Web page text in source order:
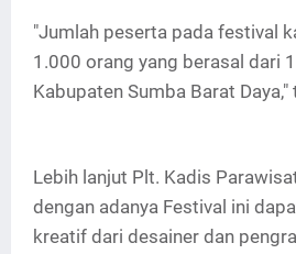
"Jumlah peserta pada festival
1.000 orang yang berasal dari
Kabupaten Sumba Barat Daya,"
Lebih lanjut Plt. Kadis
dengan adanya Festival ini
kreatif dari desainer dan